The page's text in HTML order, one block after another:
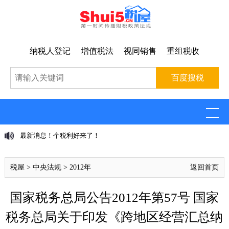
纳税人登记 增值税法 视同销售 重组税收
最新消息！个税利好来了！
税屋 > 中央法规> 2012年 返回首页
国家税务总局公告2012年第57号 国家
税务总局关于印发《跨地区经营汇总纳